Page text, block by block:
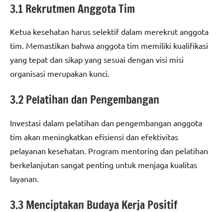
3.1 Rekrutmen Anggota Tim
Ketua kesehatan harus selektif dalam merekrut anggota
tim. Memastikan bahwa anggota tim memiliki kualifikasi
yang tepat dan sikap yang sesuai dengan visi misi
organisasi merupakan kunci.
3.2 Pelatihan dan Pengembangan
Investasi dalam pelatihan dan pengembangan anggota
tim akan meningkatkan efisiensi dan efektivitas
pelayanan kesehatan. Program mentoring dan pelatihan
berkelanjutan sangat penting untuk menjaga kualitas
layanan.
3.3 Menciptakan Budaya Kerja Positif